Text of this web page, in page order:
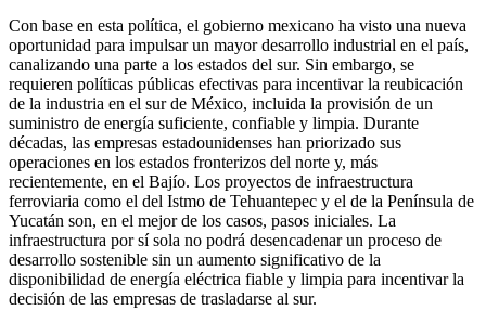
Con base en esta política, el gobierno mexicano ha visto una nueva
oportunidad para impulsar un mayor desarrollo industrial en el país,
canalizando una parte a los estados del sur. Sin embargo, se
requieren políticas públicas efectivas para incentivar la reubicación
de la industria en el sur de México, incluida la provisión de un
suministro de energía suficiente, confiable y limpia. Durante
décadas, las empresas estadounidenses han priorizado sus
operaciones en los estados fronterizos del norte y, más
recientemente, en el Bajío. Los proyectos de infraestructura
ferroviaria como el del Istmo de Tehuantepec y el de la Península de
Yucatán son, en el mejor de los casos, pasos iniciales. La
infraestructura por sí sola no podrá desencadenar un proceso de
desarrollo sostenible sin un aumento significativo de la
disponibilidad de energía eléctrica fiable y limpia para incentivar la
decisión de las empresas de trasladarse al sur.